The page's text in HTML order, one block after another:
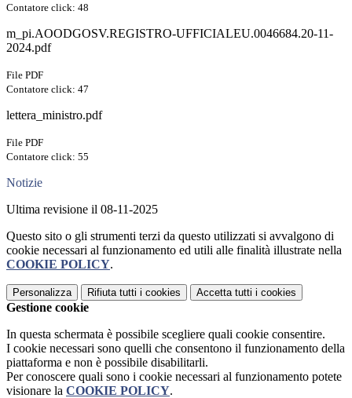
Contatore click: 48
m_pi.AOODGOSV.REGISTRO-UFFICIALEU.0046684.20-11-
2024.pdf
File PDF
Contatore click: 47
lettera_ministro.pdf
File PDF
Contatore click: 55
Notizie
Ultima revisione il 08-11-2025
Questo sito o gli strumenti terzi da questo utilizzati si avvalgono di
cookie necessari al funzionamento ed utili alle finalità illustrate nella
COOKIE POLICY.
Personalizza Rifiuta tutti i cookies Accetta tutti i cookies
Gestione cookie
In questa schermata è possibile scegliere quali cookie consentire.
I cookie necessari sono quelli che consentono il funzionamento della
piattaforma e non è possibile disabilitarli.
Per conoscere quali sono i cookie necessari al funzionamento potete
visionare la COOKIE POLICY.